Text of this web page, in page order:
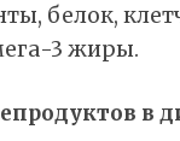
белок,
3 жиры.
в